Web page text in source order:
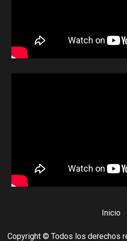
Inicio
Copyright © Todos los derechos